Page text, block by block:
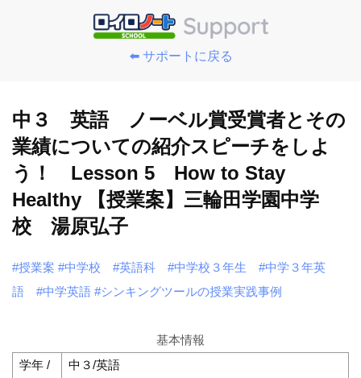
⬅️ サポートに戻る
中３ 英語 ノーベル賞受賞者とその
業績についての紹介スピーチをしよ
う！ Lesson 5 How to Stay
Healthy 【授業案】三輪田学園中学
校 湯原弘子
#授業案 #中学校 #英語科 #中学校３年生
#中学３年英
語
#中学英語 #シンキングツールの授業実践事例
基本情報
学年 /
中３/英語